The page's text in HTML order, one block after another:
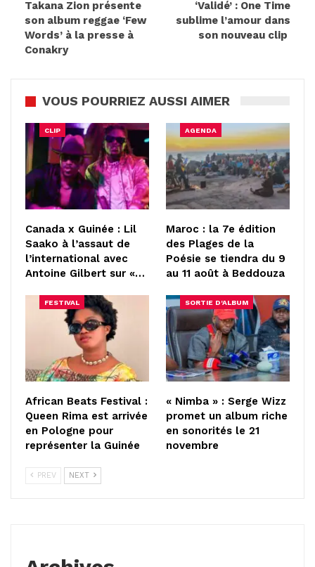
Takana Zion présente
son album reggae ‘Few
Words’ à la presse à
Conakry
‘Validé’ : One Time
sublime l’amour dans
son nouveau clip
VOUS POURRIEZ AUSSI AIMER
CLIP
Canada x Guinée : Lil
Saako à l’assaut de
l’international avec
Antoine Gilbert sur «…
AGENDA
Maroc : la 7e édition
des Plages de la
Poésie se tiendra du 9
au 11 août à Beddouza
FESTIVAL
African Beats Festival :
Queen Rima est arrivée
en Pologne pour
représenter la Guinée
SORTIE D'ALBUM
« Nimba » : Serge Wizz
promet un album riche
en sonorités le 21
novembre
PREV NEXT